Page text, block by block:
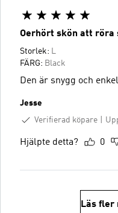
Oerhört skön att röra
Storlek:
FÄRG: Black
Den är snygg och
Jesse
Verifierad köpare
Hjälpte detta? 0
Läs fler